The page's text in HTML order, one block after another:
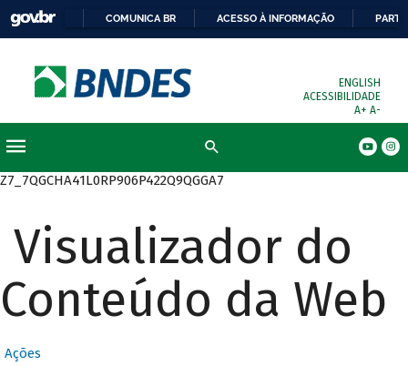
COMUNICA BR ACESSO À INFORMAÇÃO
ENGLISH
ACESSIBILIDADE
A+ A-
Z7_7QGCHA41L0RP906P422Q9QGGA7
Visualizador do
Conteúdo da Web
Ações